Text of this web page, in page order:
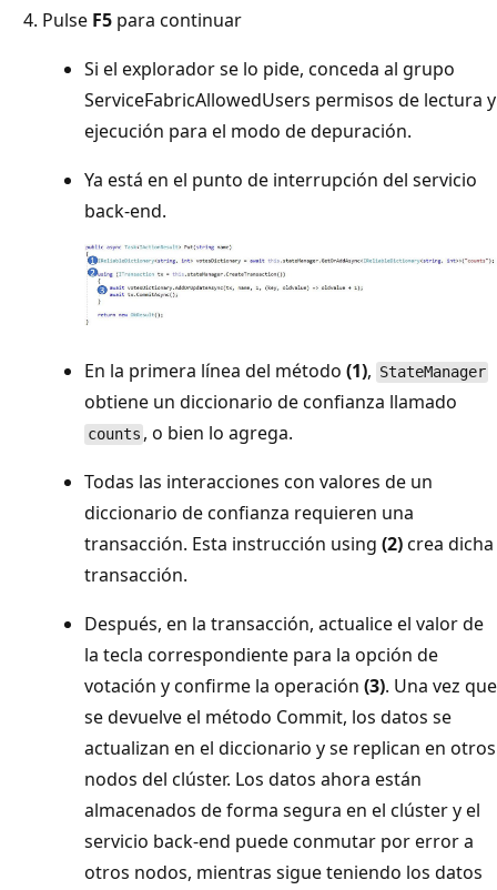
Pulse F5 para continuar
Si el explorador se lo pide, conceda al grupo
ServiceFabricAllowedUsers permisos de lectura y
ejecución para el modo de depuración.
Ya está en el punto de interrupción del servicio
back-end.
En la primera línea del método (1), StateManager
obtiene un diccionario de confianza llamado
counts , o bien lo agrega.
Todas las interacciones con valores de un
diccionario de confianza requieren una
transacción. Esta instrucción using (2)crea dicha
transacción.
Después, en la transacción, actualice el valor de
la tecla correspondiente para la opción de
votación y confirme la operación (3). Una vez que
se devuelve el método Commit, los datos se
actualizan en el diccionario y se replican en otros
nodos del clúster. Los datos ahora están
almacenados de forma segura en el clúster y el
servicio back-end puede conmutar por error a
otros nodos, mientras sigue teniendo los datos